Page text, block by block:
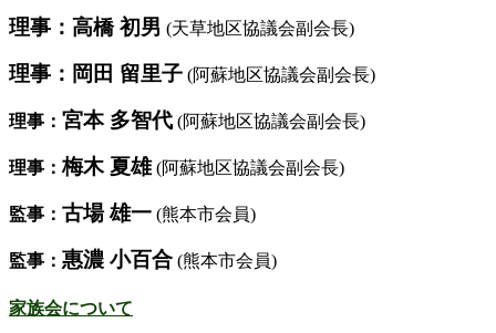
理事：高橋 初男 (天草地区協議会副会長)
理事：岡田 留里子 (阿蘇地区協議会副会長)
理事： 宮本 多智代 (阿蘇地区協議会副会長)
理事：梅木 夏雄(阿蘇地区協議会副会長)
監事： 古場 雄一 (熊本市会員)
監事： 惠濃 小百合 (熊本市会員)
家族会について